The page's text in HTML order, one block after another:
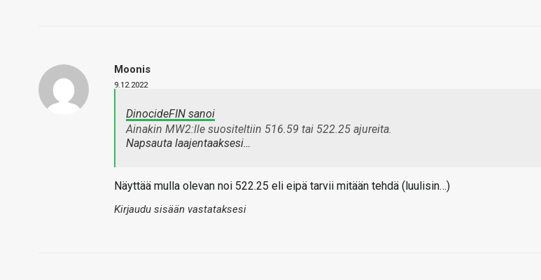
Moonis
9.12.2022
DinocideFIN sanoi
Ainakin MW2:lle suositeltiin 516.59 tai 522.25 ajureita.
Napsauta laajentaaksesi…
Näyttää mulla olevan noi 522.25 eli eipä tarvii mitään tehdä (luulisin…)
Kirjaudu sisään vastataksesi